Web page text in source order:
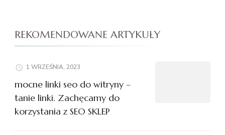
REKOMENDOWANE ARTYKUŁY
1 WRZEŚNIA, 2023
mocne linki seo do witryny –
tanie linki. Zachęcamy do
korzystania z SEO SKLEP